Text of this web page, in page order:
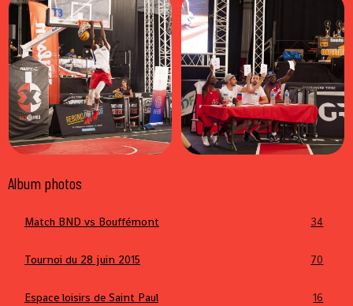
Album photos
Match BND vs Bouffémont 34
Tournoi du 28 juin 2015 70
Espace loisirs de Saint Paul 16